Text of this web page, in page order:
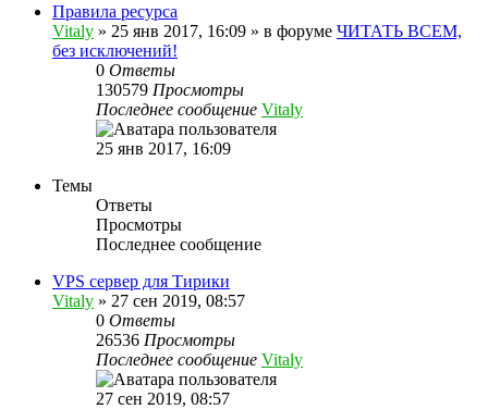
Правила ресурса
Vitaly » 25 янв 2017, 16:09 » в форуме ЧИТАТЬ ВСЕМ,
без исключений!
0 Ответы
130579 Просмотры
Последнее сообщение Vitaly
25 янв 2017, 16:09
Темы
Ответы
Просмотры
Последнее сообщение
VPS сервер для Тирики
Vitaly » 27 сен 2019, 08:57
0 Ответы
26536 Просмотры
Последнее сообщение Vitaly
27 сен 2019, 08:57